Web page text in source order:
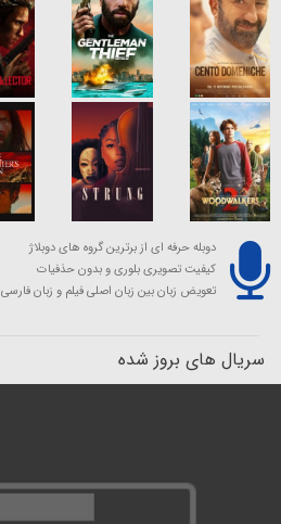
دوبله حرفه ای از برترین گروه های دوبلاژ
کیفیت تصویری بلوری و بدون حذفیات
تعویض زبان بین زبان اصلی فیلم و زبان فارسی
سریال های بروز شده